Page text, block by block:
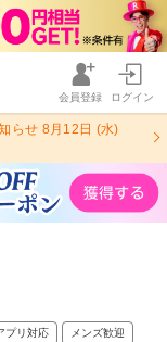
会員登録 ログイン
らせ 8月12日 (水)
プリ対応 メンズ歓迎